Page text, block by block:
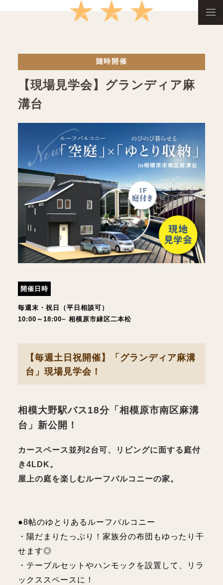
随時開催
【現場見学会】グランディア麻
溝台
開催日時
毎週末・祝日（平日相談可）
10:00～18:00~ 相模原市緑区二本松
【毎週土日祝開催】「グランディア麻溝
台」現場見学会！
相模大野駅バス18分「 相模原市南区麻溝
台 」新公開！
カースペース並列2台可、リビングに面する庭付
き4LDK。
屋上の庭を楽しむルーフバルコニーの家。
●8帖のゆとりあるルーフバルコニー
・陽だまりたっぷり！家族分の布団もゆったり干
せます◎
・テーブルセットやハンモックを設置して、リラ
ックススペースに！